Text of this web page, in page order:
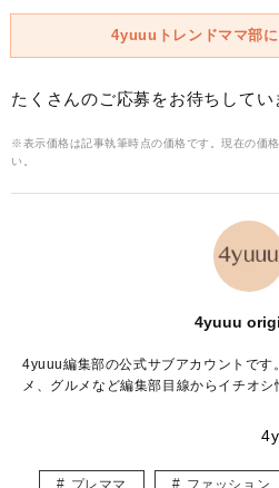
4yuuuトレンドママ部に
たくさんのご応募をお待ちしてい
※表示価格は記事執筆時点の価格です。現在の価
い。
4yuuu
4yuuu編集部の公式サブアカウントです
メ、グルメなど編集部目線からイチオシ
プレママ ファッション